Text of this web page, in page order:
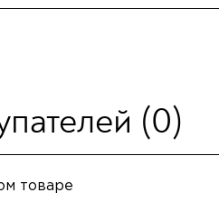
(0)
товаре